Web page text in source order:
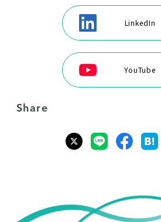
LinkedIn
YouTube
Share